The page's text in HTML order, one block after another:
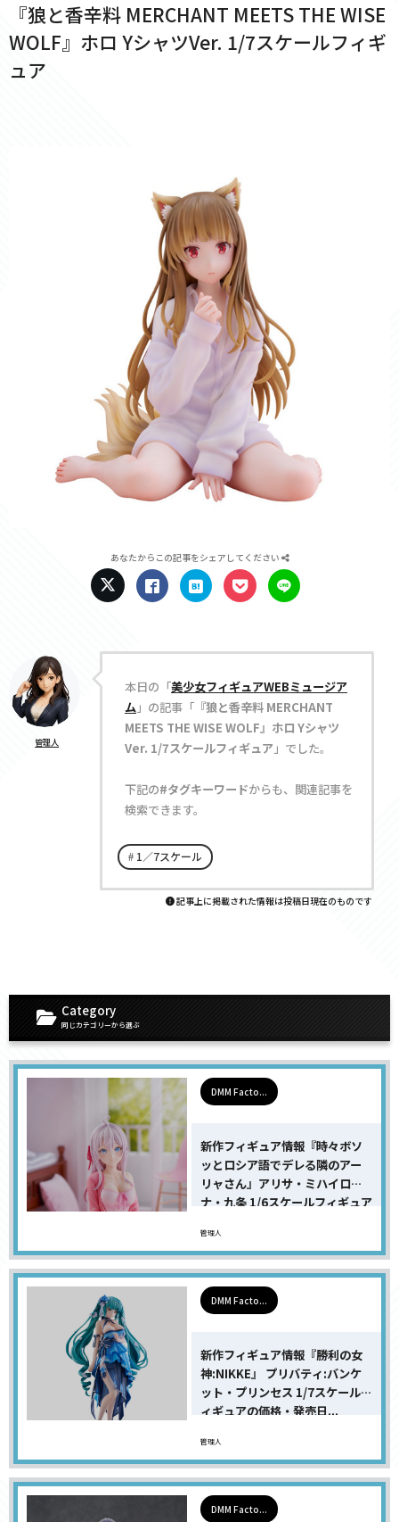
『狼と香辛料 MERCHANT MEETS THE WISE
WOLF』ホロ YシャツVer. 1/7スケールフィギ
ュア
あなたからこの記事をシェアしてください
管理人
本日の「美少女フィギュアWEBミュージア
ム」の記事「 『狼と香辛料 MERCHANT
MEETS THE WISE WOLF』ホロ Yシャツ
Ver. 1/7スケールフィギュア 」でした。
下記の#タグキーワードからも、関連記事を
検索できます。
1／7スケール
記事上に掲載された情報は投稿日現在のものです
Category
同じカテゴリーから選ぶ
DMM Facto...
新作フィギュア情報『時々ボソ
ッとロシア語でデレる隣のアー
リャさん』アリサ・ミハイロヴ
ナ・九条 1/6スケールフィギュア
管理人
DMM Facto...
新作フィギュア情報『勝利の女
神:NIKKE』 プリバティ:バンケ
ット・プリンセス 1/7スケールフ
ィギュアの価格・発売日...
管理人
DMM Facto...